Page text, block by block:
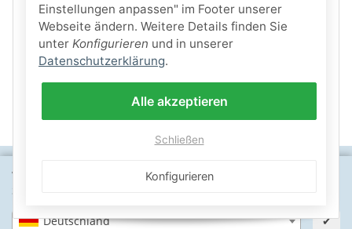
Wähle dein Lieferland, um Preise und Artikel für deinen
Standort zu sehen.
Deutschland ✔
SICHERE ZAHLARTEN
Einstellungen anpassen" im Footer unserer
Webseite ändern. Weitere Details finden Sie
unter Konfigurieren und in unserer
Datenschutzerklärung.
Alle akzeptieren
Schließen
Konfigurieren